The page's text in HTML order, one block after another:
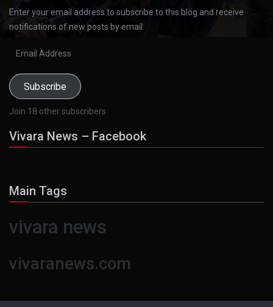
Enter your email address to subscribe to this blog and receive
notifications of new posts by email.
Subscribe
Join 18 other subscribers
Vivara News – Facebook
Main Tags
vivara news
vivaranews.com